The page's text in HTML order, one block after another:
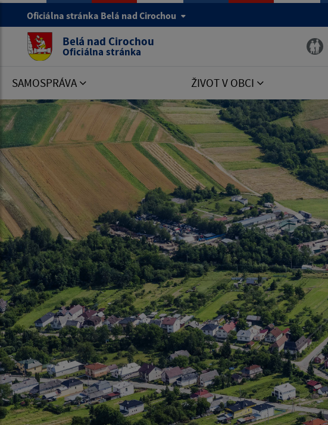
Oficiálna stránka Belá nad Cirochou
Belá nad Cirochou
Oficiálna stránka
SAMOSPRÁVA ŽIVOT V OBCI